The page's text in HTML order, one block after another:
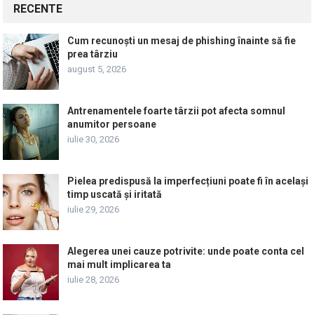
RECENTE
Cum recunoști un mesaj de phishing înainte să fie
prea târziu
august 5, 2026
Antrenamentele foarte târzii pot afecta somnul
anumitor persoane
iulie 30, 2026
Pielea predispusă la imperfecțiuni poate fi în același
timp uscată și iritată
iulie 29, 2026
Alegerea unei cauze potrivite: unde poate conta cel
mai mult implicarea ta
iulie 28, 2026